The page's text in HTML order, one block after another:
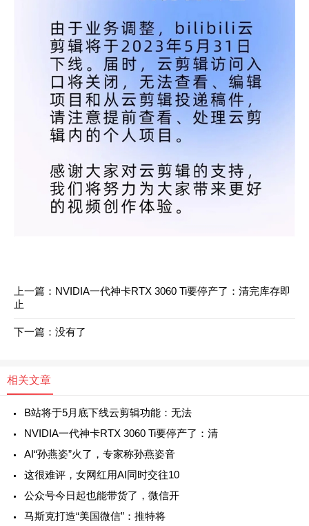
上一篇： NVIDIA一代神卡RTX 3060 Ti要停产了：清完库存即
止
下一篇：没有了
相关文章
B站将于5月底下线云剪辑功能：无法
NVIDIA一代神卡RTX 3060 Ti要停产了：清
AI“孙燕姿”火了，专家称孙燕姿音
这很难评，女网红用AI同时交往10
公众号今日起也能带货了，微信开
马斯克打造“美国微信”：推特将